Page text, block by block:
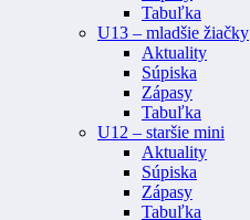
Tabuľka
U13 – mladšie žiačky
Aktuality
Súpiska
Zápasy
Tabuľka
U12 – staršie mini
Aktuality
Súpiska
Zápasy
Tabuľka